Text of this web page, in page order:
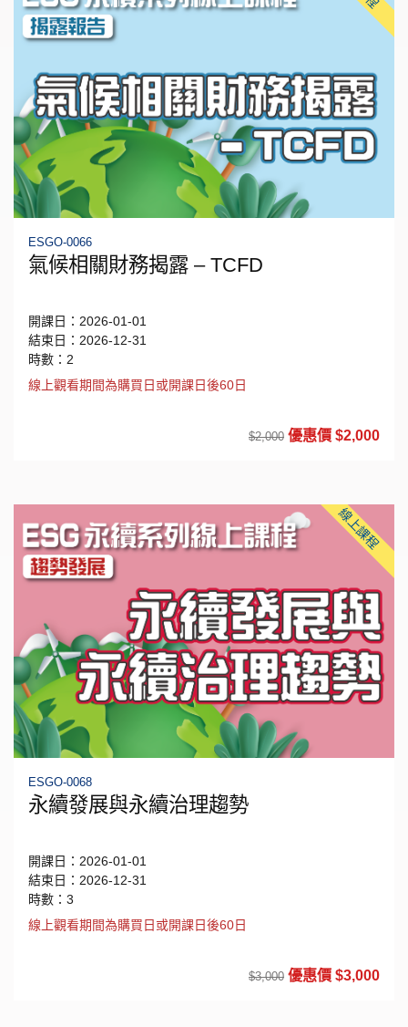
ESGO-0066
氣候相關財務揭露 – TCFD
開課日：2026-01-01
結束日：2026-12-31
時數：2
線上觀看期間為購買日或開課日後60日
$2,000 優惠價 $2,000
線上課程
ESGO-0068
永續發展與永續治理趨勢
開課日：2026-01-01
結束日：2026-12-31
時數：3
線上觀看期間為購買日或開課日後60日
$3,000 優惠價 $3,000